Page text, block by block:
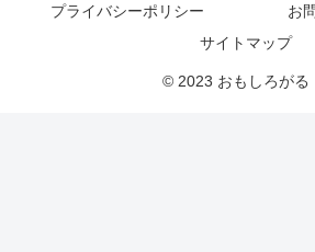
プライバシーポリシー
お
サイトマップ
© 2023 おもしろがる